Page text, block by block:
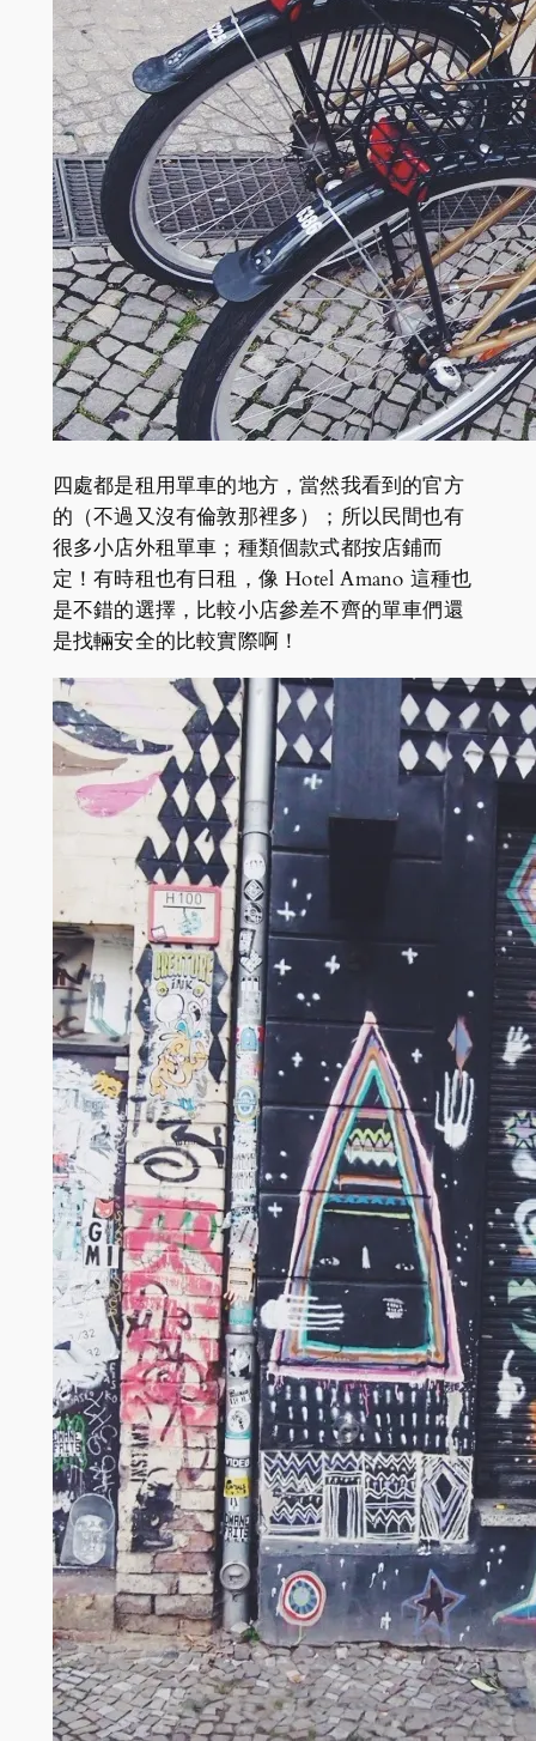
四處都是租用單車的地方，當然我看到的官方
的（不過又沒有倫敦那裡多）；所以民間也有
很多小店外租單車；種類個款式都按店鋪而
定！有時租也有日租，像 Hotel Amano 這種也
是不錯的選擇，比較小店參差不齊的單車們還
是找輛安全的比較實際啊！